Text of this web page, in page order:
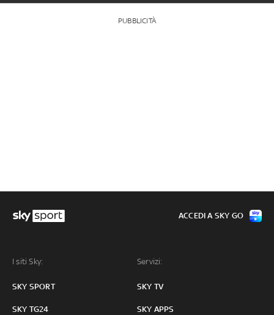
PUBBLICITÀ
I siti Sky:
SKY SPORT
SKY TG24
Servizi:
SKY TV
SKY APPS
ACCEDI A SKY GO